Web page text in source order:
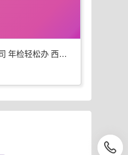
工商注册公司 年检轻松办 西屯优选